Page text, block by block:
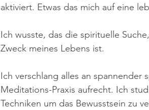
aktiviert. Etwas das mich auf eine
Ich wusste, das die spirituelle
Zweck meines Lebens ist.
Ich verschlang alles an
Meditations-Praxis aufrecht. Ich
Techniken um das Bewusstsein zu